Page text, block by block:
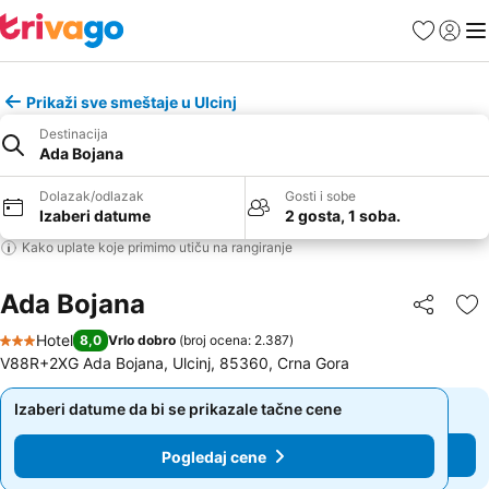
FavoritiPrijavi
Prikaži sve smeštaje u Ulcinj
Destinacija
Ada Bojana
Dolazak/odlazak
Izaberi datume
Gosti i sobe
2 gosta, 1 soba.
Kako uplate koje primimo utiču na rangiranje
Ada Bojana Deli
3 Zvezdice
Hotel 8,0 Vrlo dobro (broj ocena: 2.387)
V88R+2XG Ada Bojana, Ulcinj, 85360, Crna Gora
Izaberi datume da bi se prikazale tačne cene
Pogledaj cene
Izaberi datume da bi se prikazale tačne cene
Pogledaj cene